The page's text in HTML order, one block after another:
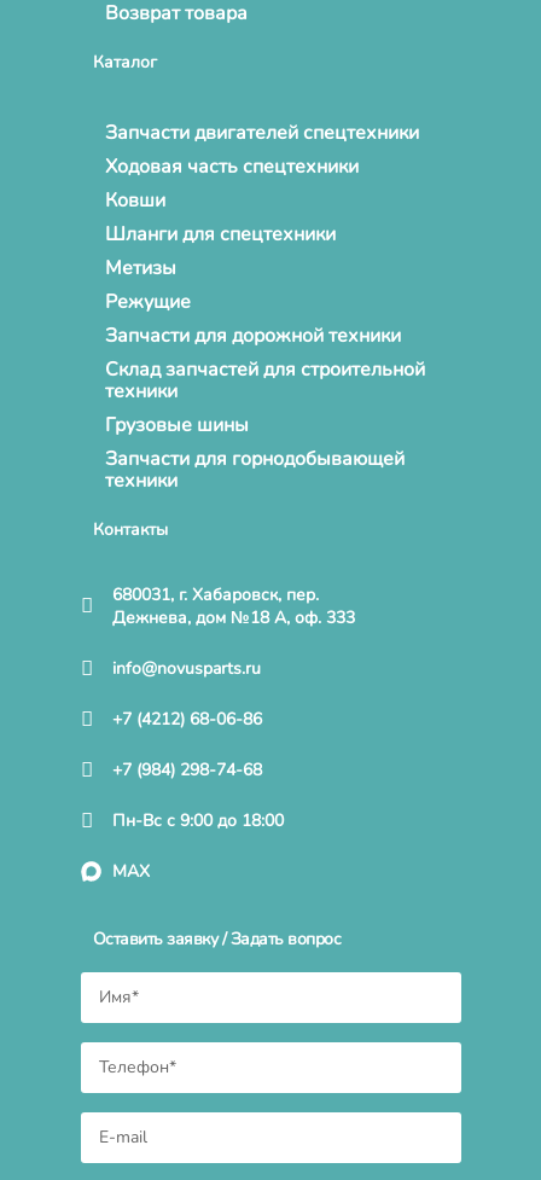
Возврат товара
Каталог
Запчасти двигателей спецтехники
Ходовая часть спецтехники
Ковши
Шланги для спецтехники
Метизы
Режущие
Запчасти для дорожной техники
Склад запчастей для строительной
техники
Грузовые шины
Запчасти для горнодобывающей
техники
Контакты
680031, г. Хабаровск, пер.
Дежнева, дом №18 А, оф. 333
info@novusparts.ru
+7 (4212) 68-06-86
+7 (984) 298-74-68
Пн-Вс с 9:00 до 18:00
MAX
Оставить заявку / Задать вопрос